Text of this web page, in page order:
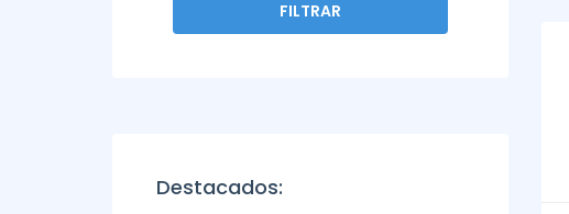
FILTRAR
Destacados: